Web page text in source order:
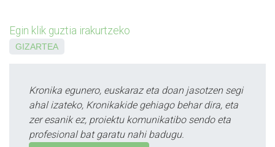
Egin klik guztia irakurtzeko
GIZARTEA
Kronika egunero, euskaraz eta doan jasotzen segi
ahal izateko, Kronikakide gehiago behar dira, eta
zer esanik ez, proiektu komunikatibo sendo eta
profesional bat garatu nahi badugu.